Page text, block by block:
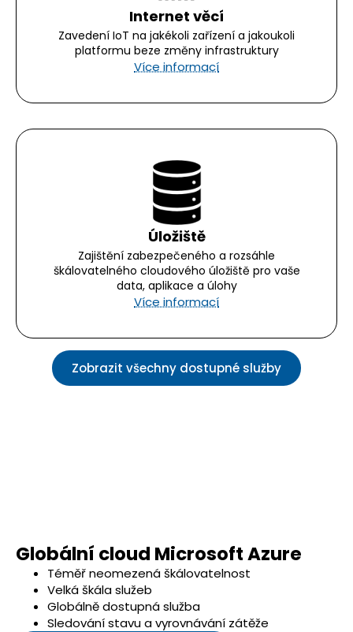
Internet věcí
Zavedení IoT na jakékoli zařízení a jakoukoli
platformu beze změny infrastruktury
Více informací
Úložiště
Zajištění zabezpečeného a rozsáhle
škálovatelného cloudového úložiště pro vaše
data, aplikace a úlohy
Více informací
Zobrazit všechny dostupné služby
Globální cloud Microsoft Azure
Téměř neomezená škálovatelnost
Velká škála služeb
Globálně dostupná služba
Sledování stavu a vyrovnávání zátěže